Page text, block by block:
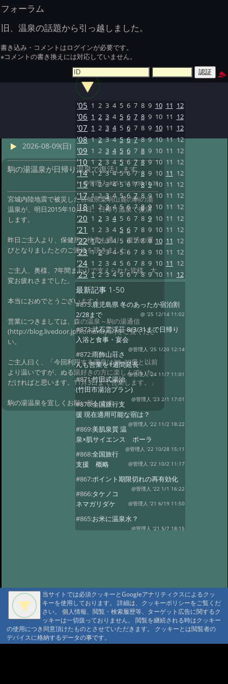
フォーラム
旧、温泉の話題から引っ越しました。
書き込み・コメントはログインが必要です。
※コメントの書き換えには対応していません。
2026-08-09(日)
駒の湯温泉が日帰り温泉で復活します。
@管理人#851 '15 9/30 11:38
宮城内陸地震で被災した宮城県栗駒山麓の駒の湯
温泉が、明日2015年10月1日、日帰り温泉で復活
します。
昨日ご主人より、保健所の検査も通り、復活の運
びとなりましたとのご連絡を頂きました。
ご主人、奥様、7年間まわりで支えられた皆様、大
変お疲れさまでした。
本当におめでとうございます！
営業につきましては、森の温泉～駒の湯通信
(http://blog.livedoor.jp/komanoyu/)をご覧くださ
い。
ご主人曰く、「今回利用する源泉は38~39度と以前
より温いですが、ぬる湯好きの方に楽しんでいた
だければと思います。11月3日まで営業します。」
駒の湯温泉を宜しくお願い致します。
'05 1 2 3 4 5 6 7 8 9 10 11 12
'06 1 2 3 4 5 6 7 8 9 10 11 12
'07 1 2 3 4 5 6 7 8 9 10 11 12
'08 1 2 3 4 5 6 7 8 9 10 11 12
'09 1 2 3 4 5 6 7 8 9 10 11 12
'10 1 2 3 4 5 6 7 8 9 10 11 12
'14 1 2 3 4 5 6 7 8 9 10 11 12
'15 1 2 3 4 5 6 7 8 9 10 11 12
'17 1 2 3 4 5 6 7 8 9 10 11 12
'18 1 2 3 4 5 6 7 8 9 10 11 12
'20 1 2 3 4 5 6 7 8 9 10 11 12
'21 1 2 3 4 5 6 7 8 9 10 11 12
'22 1 2 3 4 5 6 7 8 9 10 11 12
'23 1 2 3 4 5 6 7 8 9 10 11 12
'24 1 2 3 4 5 6 7 8 9 10 11 12
'25 1 2 3 4 5 6 7 8 9 10 11 12
最新記事 1-50
#875:鹿児島県 冬のあったか宿泊割
2/28まで
@ '25 12/14 11:02
#873:武石雲渓荘 8/3/31まで日帰り
入浴と食事・宴会
@管理人 '25 1/20 12:14
#872:雨飾山荘さ
んも営業を1週間延長
@管理人 '24 11/7 11:01
#871:竹田式湯治
(竹田市湯治プラン)
@管理人 '23 2/1 17:01
#870:全国旅行支
援 現在適用可能な宿は？
@管理人 '22 11/2 18:22
#869:美肌泉質 温
泉×肌サイエンス ポーラ
@管理人 '22 10/28 15:11
#868:全国旅行
支援 概略
@管理人 '22 10/2 11:17
#867:ポイント期限切れの再有効化
@管理人 '22 1/1 16:22
#866:タケノコ
ネマガリダケ
@管理人 '21 6/19 11:50
#865:お米に温泉水？
@管理人 '21 5/7 18:15
ルス、自粛休業・オープン延期
@管理人 '20 4/14 15:40
#859: 渋温泉つば
たや旅館
@sa '20 2/27 14:26
#858:11府県ふっこう周遊割
@ '18 9/6 07:25
当サイトでは必須クッキーとGoogleアナリティクスによるクッ
キーを使用しております。 詳細は、クッキーポリシーをご覧くだ
さい。 個人情報、閲覧・検索履歴等、ターゲット広告に関するク
ッキーは一切扱っておりません。 閲覧を継続される時はクッキー
の使用につき同意頂けたものとさせていただきます。 クッキーとは閲覧者の
デバイスに格納するデータの事です。